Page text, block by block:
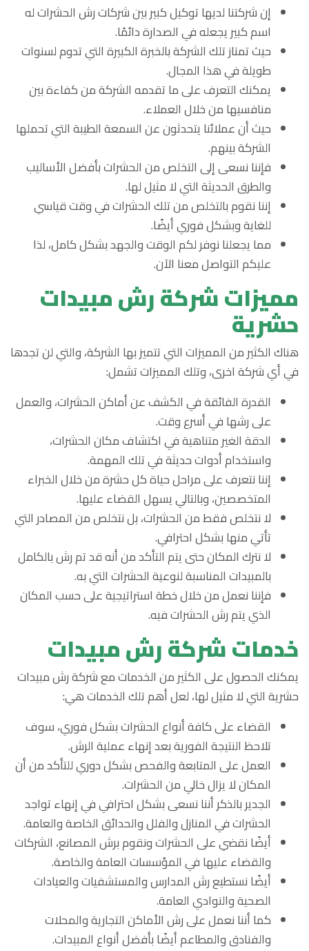
إن شركتنا لديها توكيل كبير بين شركات رش الحشرات له
اسم كبير يجعله في الصدارة دائمًا.
حيث تمتاز تلك الشركة بالخبرة الكبيرة التي تدوم لسنوات
طويلة في هذا المجال.
يمكنك التعرف على ما تقدمه الشركة من كفاءة بين
منافسيها من خلال العملاء.
حيث أن عملائنا يتحدثون عن السمعة الطيبة التي تحملها
الشركة بينهم.
فإننا نسعى إلى التخلص من الحشرات بأفضل الأساليب
والطرق الحديثة التي لا مثيل لها.
إننا نقوم بالتخلص من تلك الحشرات في وقت قياسي
للغاية وبشكل فوري أيضًا.
مما يجعلنا نوفر لكم الوقت والجهد بشكل كامل، لذا
عليكم التواصل معنا الآن.
مميزات شركة رش مبيدات
حشرية
هناك الكثير من المميزات التي تتميز بها الشركة، والتي لن تجدها
في أي شركة اخرى، وتلك المميزات تشمل:
القدرة الفائقة في الكشف عن أماكن الحشرات، والعمل
على رشها في أسرع وقت.
الدقة الغير متناهية في اكتشاف مكان الحشرات،
واستخدام أدوات حديثة في تلك المهمة.
إننا نتعرف على مراحل حياة كل حشرة من خلال الخبراء
المتخصصين، وبالتالي يسهل القضاء عليها.
لا نتخلص فقط من الحشرات، بل نتخلص من المصادر التي
تأتي منها بشكل احترافي.
لا نترك المكان حتى يتم التأكد من أنه قد تم رش بالكامل
بالمبيدات المناسبة لنوعية الحشرات التي به.
فإننا نعمل من خلال خطة استراتيجية على حسب المكان
الذي يتم رش الحشرات فيه.
خدمات شركة رش مبيدات
يمكنك الحصول على الكثير من الخدمات مع شركة رش مبيدات
حشرية التي لا مثيل لها، لعل أهم تلك الخدمات هي:
القضاء على كافة أنواع الحشرات بشكل فوري، سوف
تلاحظ النتيجة الفورية بعد إنهاء عملية الرش.
العمل على المتابعة والفحص بشكل دوري للتأكد من أن
المكان لا يزال خالي من الحشرات.
الجدير بالذكر أننا نسعى بشكل احترافي في إنهاء تواجد
الحشرات في المنازل والفلل والحدائق الخاصة والعامة.
أيضًا نقضي على الحشرات ونقوم برش المصانع، الشركات
والقضاء عليها في المؤسسات العامة والخاصة.
أيضًا نستطيع رش المدارس والمستشفيات والعيادات
الصحية والنوادي العامة.
كما أننا نعمل على رش الأماكن التجارية والمحلات
والفنادق والمطاعم أيضًا بأفضل أنواع المبيدات.